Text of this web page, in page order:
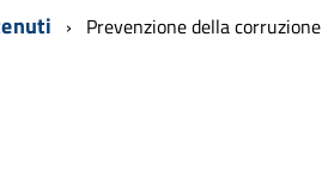
Prevenzione della corruzione